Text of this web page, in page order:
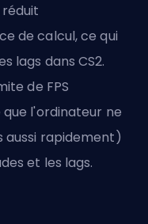
de calcul, ce qui
lags dans CS2.
de FPS
l'ordinateur ne
aussi rapidement)
et les lags.